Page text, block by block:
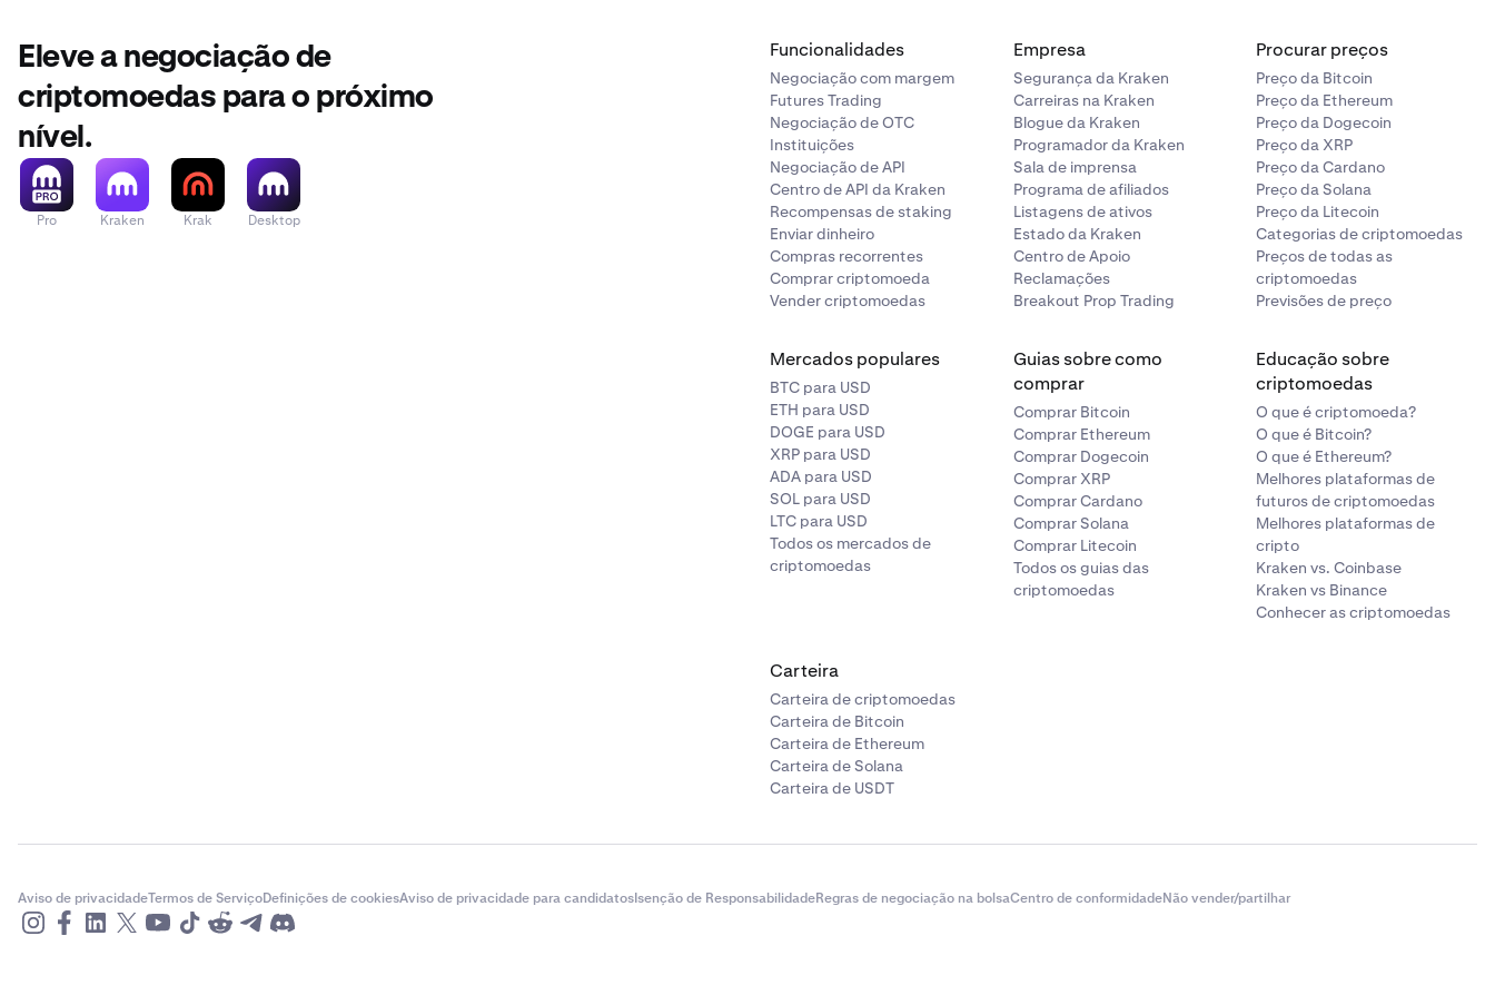
Eleve a negociação de
criptomoedas para o próximo
nível.
Pro Kraken Krak Desktop
Funcionalidades
Negociação com margem
Futures Trading
Negociação de OTC
Instituições
Negociação de API
Centro de API da Kraken
Recompensas de staking
Enviar dinheiro
Compras recorrentes
Comprar criptomoeda
Vender criptomoedas
Empresa
Segurança da Kraken
Carreiras na Kraken
Blogue da Kraken
Programador da Kraken
Sala de imprensa
Programa de afiliados
Listagens de ativos
Estado da Kraken
Centro de Apoio
Reclamações
Breakout Prop Trading
Procurar preços
Preço da Bitcoin
Preço da Ethereum
Preço da Dogecoin
Preço da XRP
Preço da Cardano
Preço da Solana
Preço da Litecoin
Categorias de criptomoedas
Preços de todas as
criptomoedas
Previsões de preço
Mercados populares
BTC para USD
ETH para USD
DOGE para USD
XRP para USD
ADA para USD
SOL para USD
LTC para USD
Todos os mercados de
criptomoedas
Guias sobre como
comprar
Comprar Bitcoin
Comprar Ethereum
Comprar Dogecoin
Comprar XRP
Comprar Cardano
Comprar Solana
Comprar Litecoin
Todos os guias das
criptomoedas
Educação sobre
criptomoedas
O que é criptomoeda?
O que é Bitcoin?
O que é Ethereum?
Melhores plataformas de
futuros de criptomoedas
Melhores plataformas de
cripto
Kraken vs. Coinbase
Kraken vs Binance
Conhecer as criptomoedas
Carteira
Carteira de criptomoedas
Carteira de Bitcoin
Carteira de Ethereum
Carteira de Solana
Carteira de USDT
Aviso de privacidadeTermos de ServiçoDefinições de cookiesAviso de privacidade para candidatosIsenção de ResponsabilidadeRegras de negociação na bolsaCentro de conformidadeNão vender/partilhar